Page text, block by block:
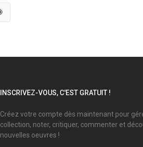
INSCRIVEZ-VOUS, C'EST GRATUIT !
Créez votre compte dès maintenant pour
collection, noter, critiquer, commenter et
nouvelles oeuvres !